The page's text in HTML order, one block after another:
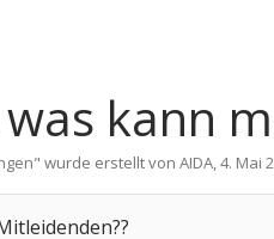
kann
" wurde erstellt von AIDA,4. Mai